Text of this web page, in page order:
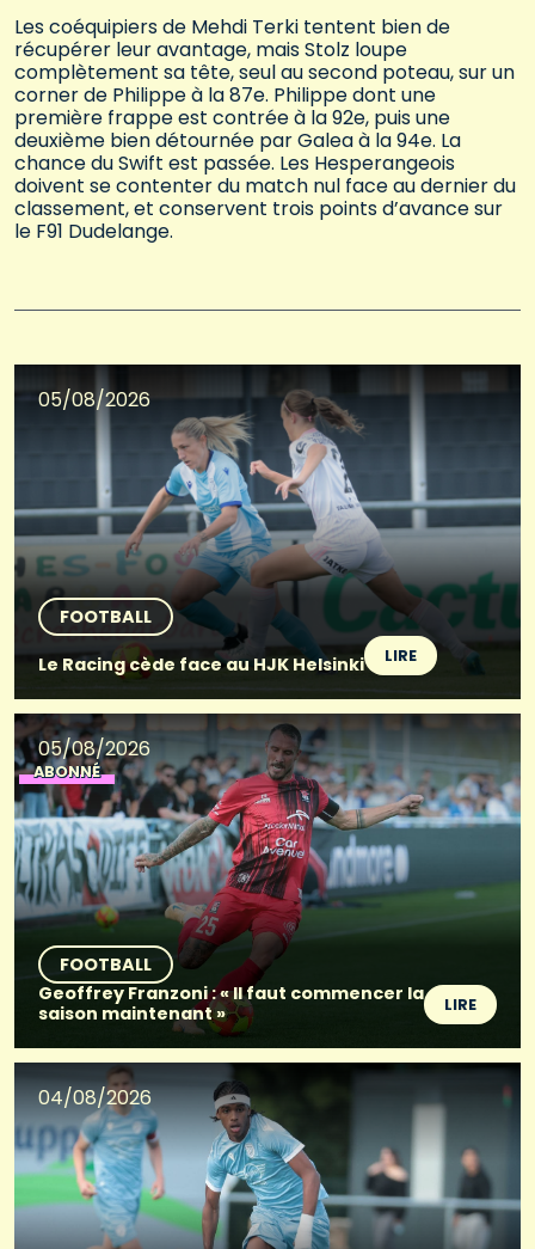
Les coéquipiers de Mehdi Terki tentent bien de
récupérer leur avantage, mais Stolz loupe
complètement sa tête, seul au second poteau, sur un
corner de Philippe à la 87e. Philippe dont une
première frappe est contrée à la 92e, puis une
deuxième bien détournée par Galea à la 94e. La
chance du Swift est passée. Les Hesperangeois
doivent se contenter du match nul face au dernier du
classement, et conservent trois points d’avance sur
le F91 Dudelange.
05/08/2026
FOOTBALL
Le Racing cède face au HJK Helsinki
LIRE
05/08/2026
ABONNÉ
FOOTBALL
Geoffrey Franzoni : « Il faut commencer la
saison maintenant »
LIRE
04/08/2026